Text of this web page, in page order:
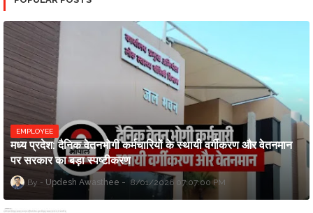
EMPLOYEE
मध्य प्रदेश: दैनिक वेतनभोगी कर्मचारियों के स्थायी वर्गीकरण और वेतनमान
पर सरकार का बड़ा स्पष्टीकरण
Updesh Awasthee 8/01/2026 07:07:00 PM